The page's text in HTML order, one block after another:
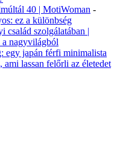
40 | MotiWoman -
ez a különbség
család szolgálatában |
a nagyvilágból
egy japán férfi minimalista
ami lassan felőrli az életedet